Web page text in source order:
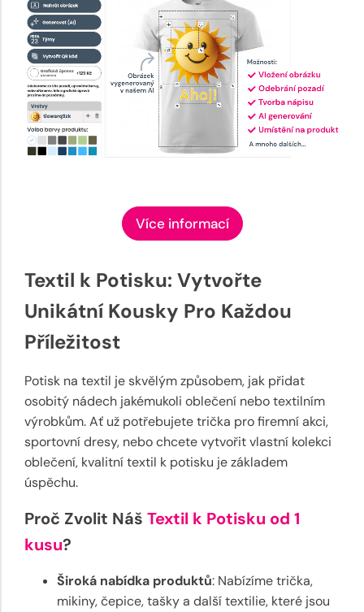
Více informací
Textil k Potisku: Vytvořte
Unikátní Kousky Pro Každou
Příležitost
Potisk na textil je skvělým způsobem, jak přidat
osobitý nádech jakémukoli oblečení nebo textilním
výrobkům. Ať už potřebujete trička pro firemní akci,
sportovní dresy, nebo chcete vytvořit vlastní kolekci
oblečení, kvalitní textil k potisku je základem
úspěchu.
Proč Zvolit Náš Textil k Potisku od 1
kusu?
Široká nabídka produktů: Nabízíme trička,
mikiny, čepice, tašky a další textilie, které jsou